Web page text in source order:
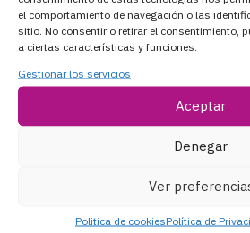
el comportamiento de navegación o las
sitio. No consentir o retirar el consentimiento,
a ciertas características y funciones.
Gestionar los servicios
Aceptar
Denegar
Ver
Politica de cookiesPolítica de
-Controlar el estrés.
realiza de forma presencial en las
las circunstancias actuales hacen que